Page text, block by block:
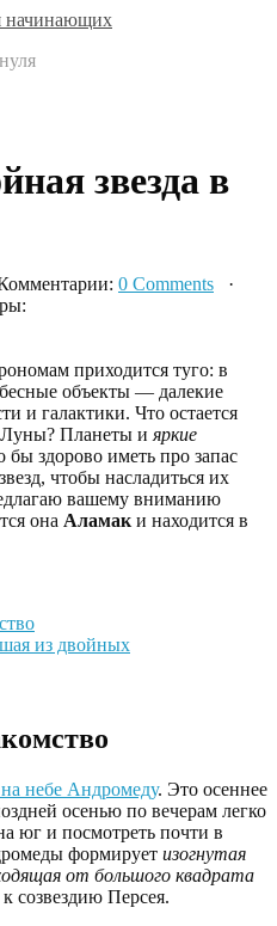
начинающих
звезда в
0 Comments ·
приходится туго: в
объекты — далекие
и галактики. Что остается
Луны? Планеты и яркие
здорово иметь про запас
чтобы насладиться их
вашему вниманию
она Аламак и находится в
из двойных
небе Андромеду. Это осеннее
осенью по вечерам легко
юг и посмотреть почти в
формирует изогнутая
от большого квадрата
созвездию Персея.